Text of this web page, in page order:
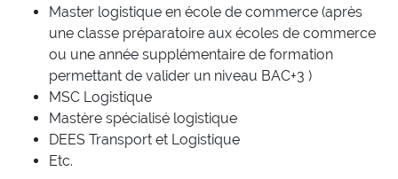
Master logistique en école de commerce (après
une classe préparatoire aux écoles de commerce
ou une année supplémentaire de formation
permettant de valider un niveau BAC+3 )
MSC Logistique
Mastère spécialisé logistique
DEES Transport et Logistique
Etc.